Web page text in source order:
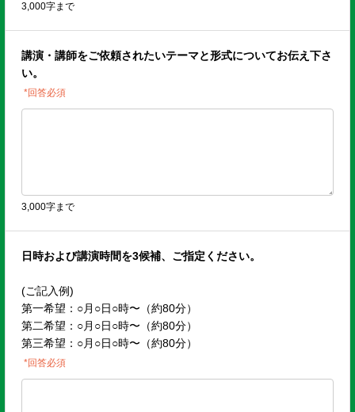
3,000字まで
講演・講師をご依頼されたいテーマと形式についてお伝え下さ
い。
*回答必須
3,000字まで
日時および講演時間を3候補、ご指定ください。
(ご記入例)
第一希望：○月○日○時〜（約80分）
第二希望：○月○日○時〜（約80分）
第三希望：○月○日○時〜（約80分）
*回答必須